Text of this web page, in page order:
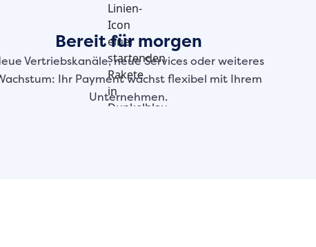
Bereit für morgen
Vertriebskanäle, neue Services oder weiteres
Ihr Payment wächst flexibel mit Ihrem
Unternehmen.